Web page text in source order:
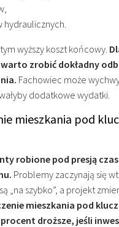
hydraulicznych.
wyższy koszt końcowy.
zrobić dokładny
Fachowiec może
dodatkowe wydatki.
mieszkania pod
robione pod presją
Problemy zaczynają się
„na szybko”, a projekt
mieszkania pod
droższe, jeśli